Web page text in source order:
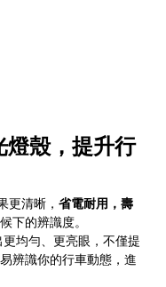
燈殼，提升行
更清晰， 省電耐用，壽
下的辨識度。
均勻、更亮眼，不僅提
辨識你的行車動態，進